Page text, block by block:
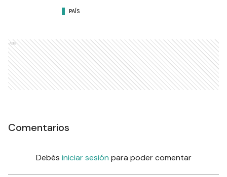
PAÍS
Ads
Comentarios
Debés iniciar sesión para poder comentar